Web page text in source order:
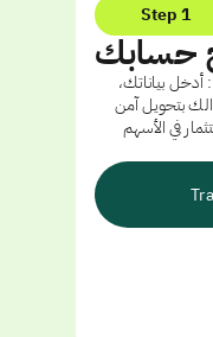
Step 1
بياناتك،
بتحويل آمن
في الأسهم